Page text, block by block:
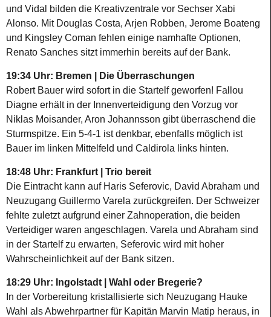
und Vidal bilden die Kreativzentrale vor Sechser Xabi
Alonso. Mit Douglas Costa, Arjen Robben, Jerome Boateng
und Kingsley Coman fehlen einige namhafte Optionen,
Renato Sanches sitzt immerhin bereits auf der Bank.
19:34 Uhr: Bremen | Die Überraschungen
Robert Bauer wird sofort in die Startelf geworfen! Fallou
Diagne erhält in der Innenverteidigung den Vorzug vor
Niklas Moisander, Aron Johannsson gibt überraschend die
Sturmspitze. Ein 5-4-1 ist denkbar, ebenfalls möglich ist
Bauer im linken Mittelfeld und Caldirola links hinten.
18:48 Uhr: Frankfurt | Trio bereit
Die Eintracht kann auf Haris Seferovic, David Abraham und
Neuzugang Guillermo Varela zurückgreifen. Der Schweizer
fehlte zuletzt aufgrund einer Zahnoperation, die beiden
Verteidiger waren angeschlagen. Varela und Abraham sind
in der Startelf zu erwarten, Seferovic wird mit hoher
Wahrscheinlichkeit auf der Bank sitzen.
18:29 Uhr: Ingolstadt | Wahl oder Bregerie?
In der Vorbereitung kristallisierte sich Neuzugang Hauke
Wahl als Abwehrpartner für Kapitän Marvin Matip heraus, in